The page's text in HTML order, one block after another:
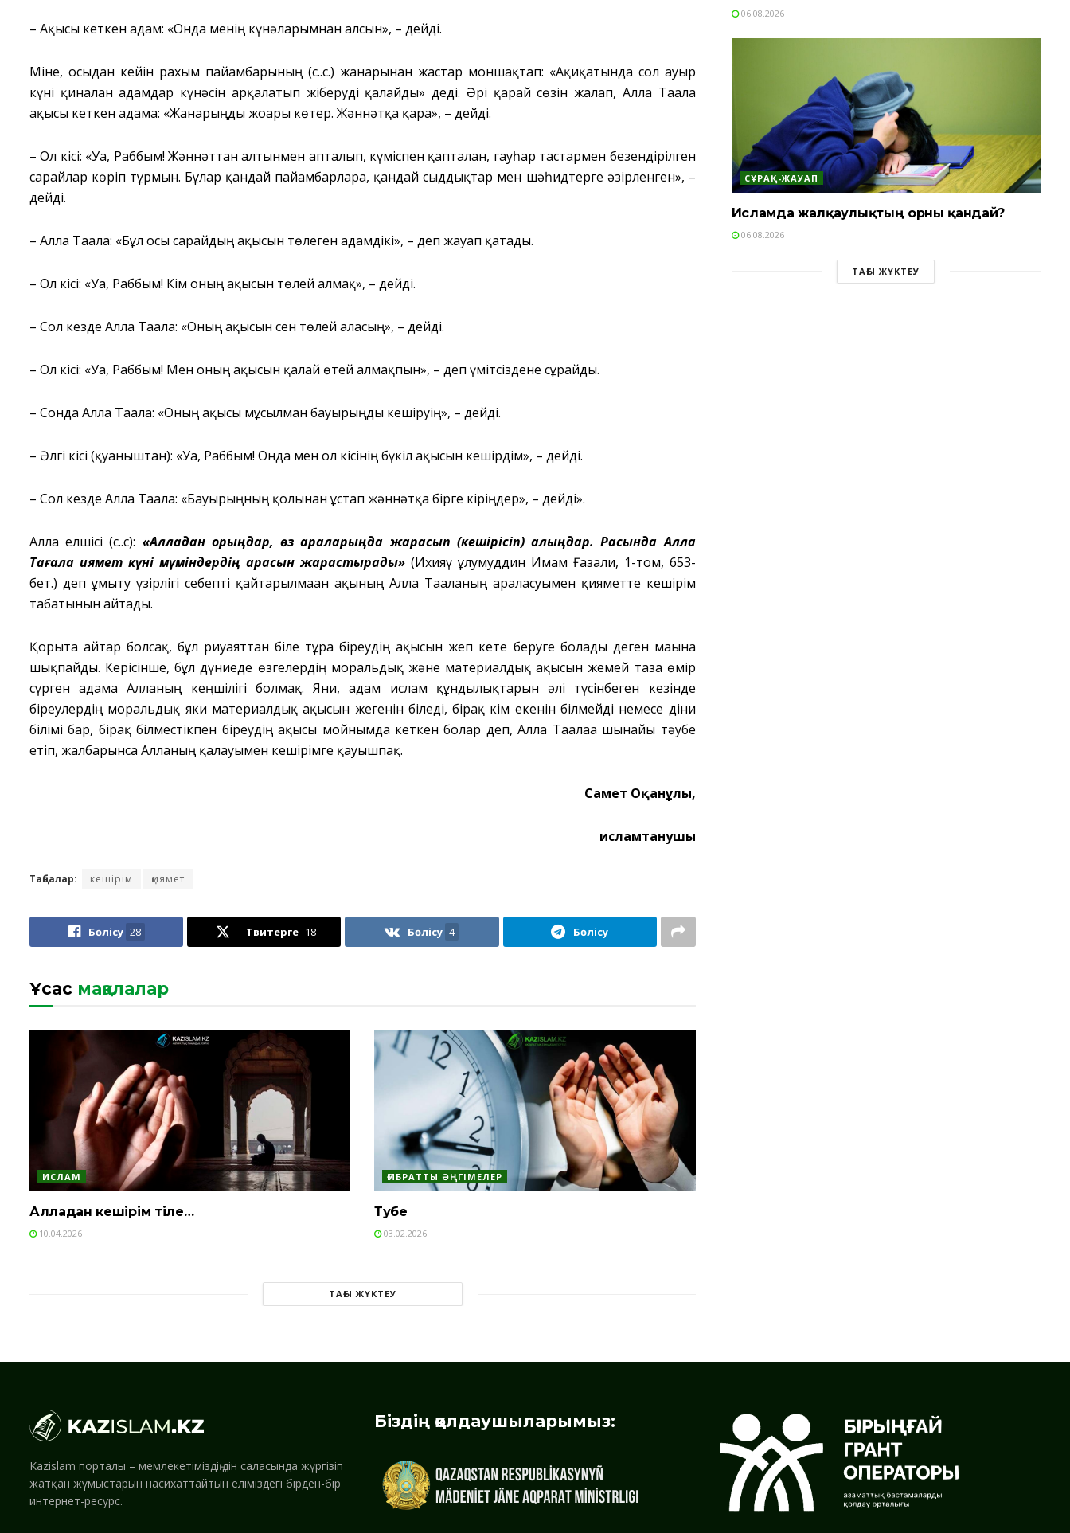
– Ақысы кеткен адам: «Онда менің күнәларымнан алсын», – дейді.
Міне, осыдан кейін рахым пайғамбарының (с.ғ.с.) жанарынан жастар моншақтап: «Ақиқатында сол ауыр
күні қиналған адамдар күнәсін арқалатып жіберуді қалайды» деді. Әрі қарай сөзін жалғап, Алла Тағала
ақысы кеткен адамға: «Жанарыңды жоғары көтер. Жәннәтқа қара», – дейді.
– Ол кісі: «Уа, Раббым! Жәннәттан алтынмен апталып, күміспен қапталған, гауһар тастармен безендірілген
сарайлар көріп тұрмын. Бұлар қандай пайғамбарларға, қандай сыддықтар мен шәһидтерге әзірленген», –
дейді.
– Алла Тағала: «Бұл осы сарайдың ақысын төлеген адамдікі», – деп жауап қатады.
– Ол кісі: «Уа, Раббым! Кім оның ақысын төлей алмақ», – дейді.
– Сол кезде Алла Тағала: «Оның ақысын сен төлей аласың», – дейді.
– Ол кісі: «Уа, Раббым! Мен оның ақысын қалай өтей алмақпын», – деп үмітсіздене сұрайды.
– Сонда Алла Тағала: «Оның ақысы мұсылман бауырыңды кешіруің», – дейді.
– Әлгі кісі (қуаныштан): «Уа, Раббым! Онда мен ол кісінің бүкіл ақысын кешірдім», – дейді.
– Сол кезде Алла Тағала: «Бауырыңның қолынан ұстап жәннәтқа бірге кіріңдер», – дейді».
Алла елшісі (с.ғ.с): «Алладан қорқыңдар, өз араларыңда жарасып (кешірісіп) алыңдар. Расында Алла
Тағала қиямет күні мүміндердің арасын жарастырады»(Ихияү ғұлумуддин Имам Ғазали, 1-том, 653-
бет.) деп ұмыту үзірлігі себепті қайтарылмаған ақының Алла Тағаланың араласуымен қияметте кешірім
табатынын айтады.
Қорыта айтар болсақ, бұл риуаяттан біле тұра біреудің ақысын жеп кете беруге болады деген мағына
шықпайды. Керісінше, бұл дүниеде өзгелердің моральдық және материалдық ақысын жемей таза өмір
сүрген адамға Алланың кеңшілігі болмақ. Яғни, адам ислам құндылықтарын әлі түсінбеген кезінде
біреулердің моральдық яки материалдық ақысын жегенін біледі, бірақ кім екенін білмейді немесе діни
білімі бар, бірақ білместікпен біреудің ақысы мойнымда кеткен болар деп, Алла Тағалаға шынайы тәубе
етіп, жалбарынса Алланың қалауымен кешірімге қауышпақ.
Самет Оқанұлы,
исламтанушы
Таңбалар: кешірім қиямет
Бөлісу 28 Твитерге 18 Бөлісу 4 Бөлісу
Ұқсас мақалалар
ИСЛАМ
Алладан кешірім тіле…
10.04.2026
ҒИБРАТТЫ ӘҢГІМЕЛЕР
Тәубе
03.02.2026
ТАҒЫ ЖҮКТЕУ
06.08.2026
СҰРАҚ-ЖАУАП
Исламда жалқаулықтың орны қандай?
06.08.2026
ТАҒЫ ЖҮКТЕУ
Kazislam порталы – мемлекетіміздің дін саласында жүргізіп
жатқан жұмыстарын насихаттайтын еліміздегі бірден-бір
интернет-ресурс.
Біздің қолдаушыларымыз: